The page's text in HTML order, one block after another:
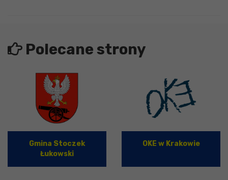
Polecane strony
Gmina Stoczek
Łukowski
OKE w Krakowie